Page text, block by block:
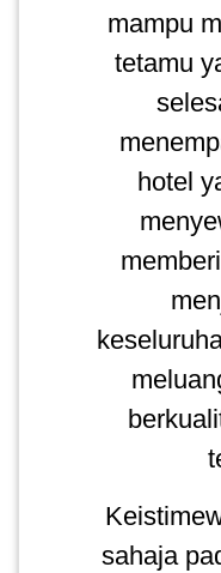
mampu
tetamu
hotel
sahaja